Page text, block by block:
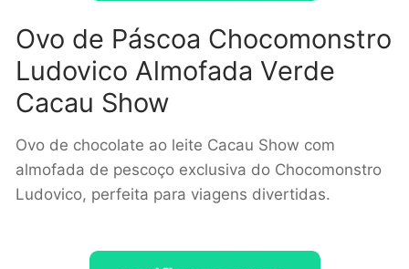
Ovo de Páscoa Chocomonstro
Ludovico Almofada Verde
Cacau Show
Ovo de chocolate ao leite Cacau Show com
almofada de pescoço exclusiva do Chocomonstro
Ludovico, perfeita para viagens divertidas.